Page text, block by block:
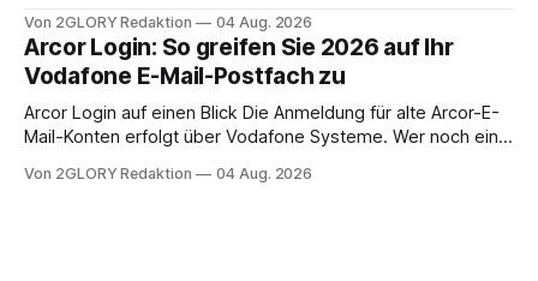
abwesenheiten und die gesamte kommunikation rund um
Ihr personal digital zu organisieren. In diesem Leitfaden
erfahren Sie alles, was Sie für einen reibungslosen Einstieg
brauchen, von der Registrierung
Von 2GLORY Redaktion 04 Aug. 2026
Arcor Login: So greifen Sie 2026 auf Ihr
Vodafone E-Mail-Postfach zu
Arcor Login auf einen Blick Die Anmeldung für alte Arcor-E-
Mail-Konten erfolgt über Vodafone Systeme. Wer noch eine
besitzt, loggt sich heute über das Vodafone E-Mail & Cloud
Von 2GLORY Redaktion 04 Aug. 2026